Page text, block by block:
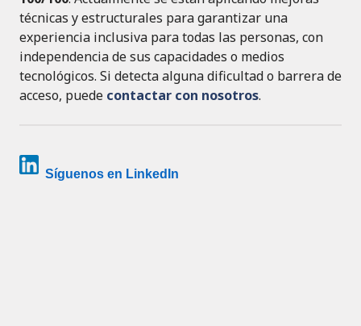
técnicas y estructurales para garantizar una
experiencia inclusiva para todas las personas, con
independencia de sus capacidades o medios
tecnológicos. Si detecta alguna dificultad o barrera de
acceso, puede contactar con nosotros.
Síguenos en LinkedIn